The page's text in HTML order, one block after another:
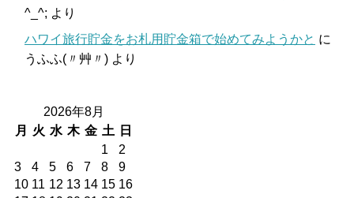
^_^; より
ハワイ旅行貯金をお札用貯金箱で始めてみようかと に
うふふ(〃艸〃) より
2026年8月
月
火 水 木 金 土
日
1
2
3
4 5 6 7 8
9
10 11 12 13 14 15 16